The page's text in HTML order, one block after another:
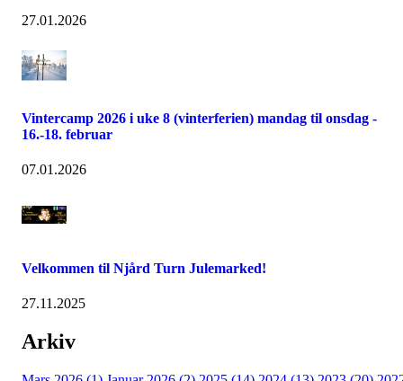
27.01.2026
Vintercamp 2026 i uke 8 (vinterferien) mandag til onsdag -
16.-18. februar
07.01.2026
Velkommen til Njård Turn Julemarked!
27.11.2025
Arkiv